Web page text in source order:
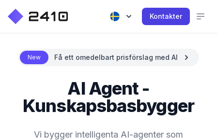
Kontakter
New Få ett omedelbart prisförslag med AI
AI Agent -
Kunskapsbasbygger
Vi bygger intelligenta AI-agenter som